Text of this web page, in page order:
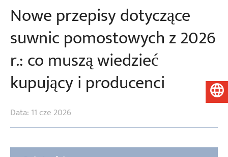
Nowe przepisy dotyczące
suwnic pomostowych z 2026
r.: co muszą wiedzieć
kupujący i producenci
Data: 11 cze 2026
Polski